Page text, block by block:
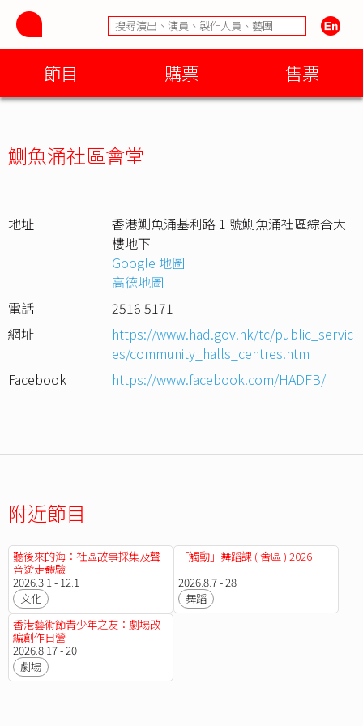
節目 購票 售票
鰂魚涌社區會堂
地址
香港鰂魚涌基利路 1 號鰂魚涌社區綜合大
樓地下
Google 地圖
高德地圖
電話
2516 5171
網址
https://www.had.gov.hk/tc/public_servic
es/community_halls_centres.htm
Facebook
https://www.facebook.com/HADFB/
附近節目
聽後來的海：社區故事採集及聲
音遊走體驗
2026.3.1 - 12.1
文化
「觸動」舞蹈課 ( 舍區 ) 2026
2026.8.7 - 28
舞蹈
香港藝術節青少年之友：劇場改
編創作日營
2026.8.17 - 20
劇場